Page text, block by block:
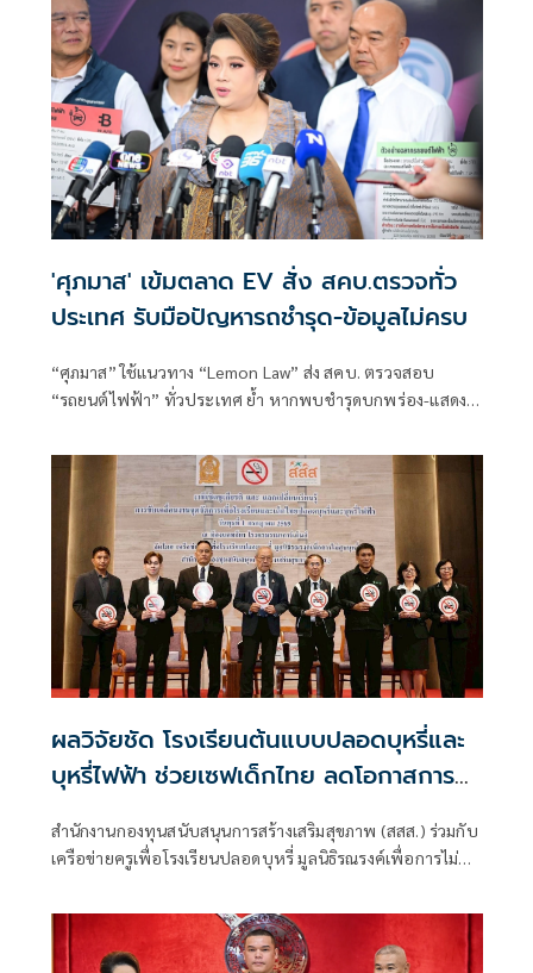
'ศุภมาส' เข้มตลาด EV สั่ง สคบ.ตรวจทั่ว
ประเทศ รับมือปัญหารถชำรุด-ข้อมูลไม่ครบ
“ศุภมาส” ใช้แนวทาง “Lemon Law” ส่ง สคบ. ตรวจสอบ
“รถยนต์ไฟฟ้า” ทั่วประเทศ ย้ำ หากพบชำรุดบกพร่อง-แสดง
ผลวิจัยชัด โรงเรียนต้นแบบปลอดบุหรี่และ
บุหรี่ไฟฟ้า ช่วยเซฟเด็กไทย ลดโอกาสการ
สำนักงานกองทุนสนับสนุนการสร้างเสริมสุขภาพ (สสส.) ร่วมกับ
เครือข่ายครูเพื่อโรงเรียนปลอดบุหรี่ มูลนิธิรณรงค์เพื่อการไม่สูบ